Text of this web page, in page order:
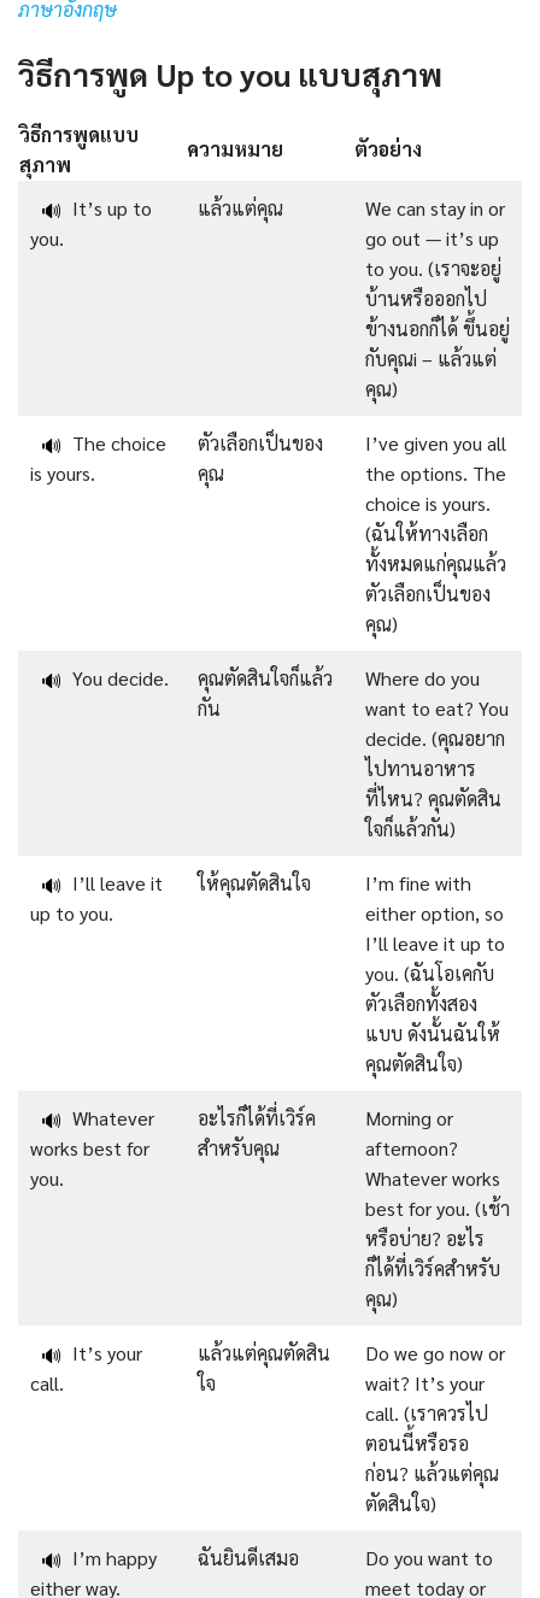
ภาษาอังกฤษ
วิธีการพูด Up to you แบบสุภาพ
วิธีการพูดแบบ
สุภาพ
ความหมาย ตัวอย่าง
🔊 It’s up to
you.
แล้วแต่คุณ
We can stay in or
go out — it’s up
to you. (เราจะอยู่
บ้านหรือออกไป
ข้างนอกก็ได้ ขึ้นอยู่
กับคุณi – แล้วแต่
คุณ)
🔊 The choice
is yours.
ตัวเลือกเป็นของ
คุณ
I’ve given you all
the options. The
choice is yours.
(ฉันให้ทางเลือก
ทั้งหมดแก่คุณแล้ว
ตัวเลือกเป็นของ
คุณ)
🔊 You decide.
คุณตัดสินใจก็แล้ว
กัน
Where do you
want to eat? You
decide. (คุณอยาก
ไปทานอาหาร
ที่ไหน? คุณตัดสิน
ใจก็แล้วกัน)
🔊 I’ll leave it
up to you.
ให้คุณตัดสินใจ
I’m fine with
either option, so
I’ll leave it up to
you. (ฉันโอเคกับ
ตัวเลือกทั้งสอง
แบบ ดังนั้นฉันให้
คุณตัดสินใจ)
🔊 Whatever
works best for
you.
อะไรก็ได้ที่เวิร์ค
สำหรับคุณ
Morning or
afternoon?
Whatever works
best for you. (เช้า
หรือบ่าย? อะไร
ก็ได้ที่เวิร์คสำหรับ
คุณ)
🔊 It’s your
call.
แล้วแต่คุณตัดสิน
ใจ
Do we go now or
wait? It’s your
call. (เราควรไป
ตอนนี้หรือรอ
ก่อน? แล้วแต่คุณ
ตัดสินใจ)
🔊 I’m happy
either way.
ฉันยินดีเสมอ
Do you want to
meet today or